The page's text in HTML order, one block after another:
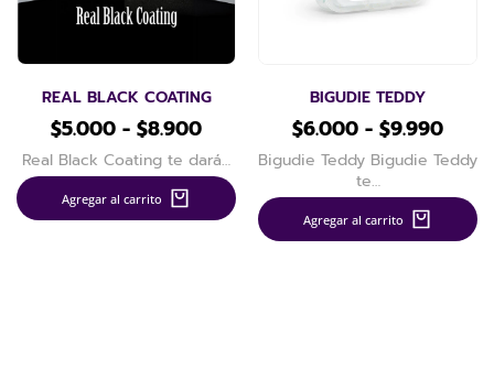
REAL BLACK COATING
$5.000 - $8.900
Real Black Coating te dará…
Agregar al carrito
BIGUDIE TEDDY
$6.000 - $9.990
Bigudie Teddy Bigudie Teddy
te…
Agregar al carrito